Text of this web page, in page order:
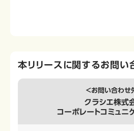
本リリースに関するお問い
＜お問い合わせ
クラシエ株式
コーポレートコミュニ